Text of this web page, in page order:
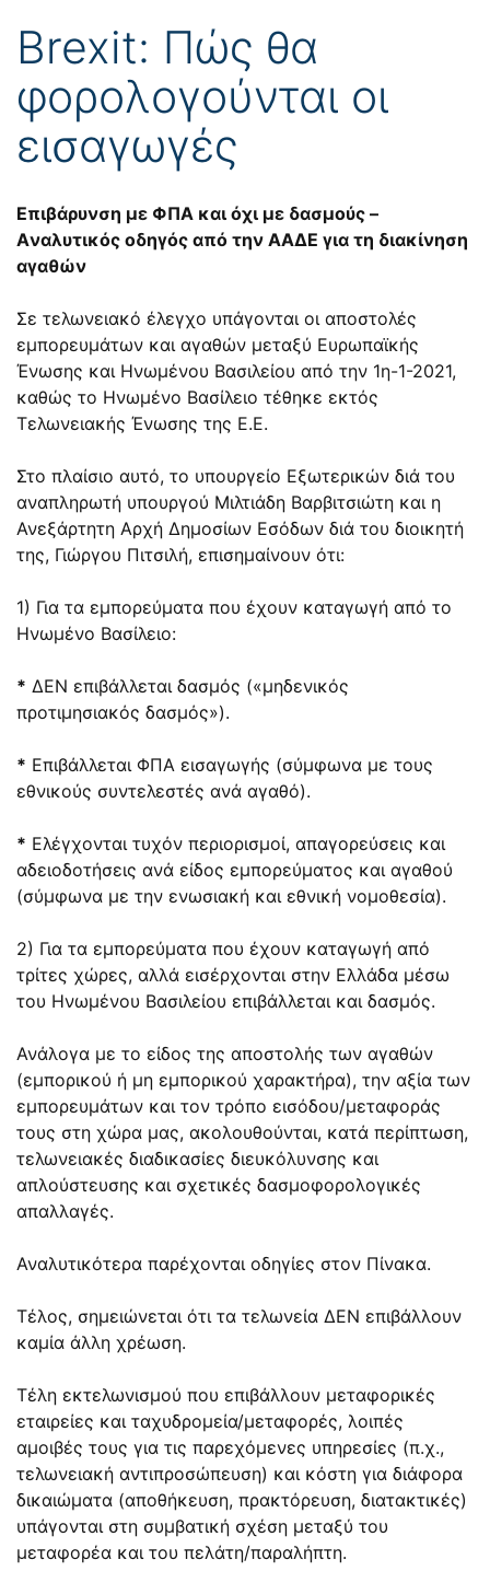
Brexit: Πώς θα
φορολογούνται οι
εισαγωγές
Επιβάρυνση με ΦΠΑ και όχι με δασμούς –
Aναλυτικός οδηγός από την ΑΑΔΕ για τη διακίνηση
αγαθών
Σε τελωνειακό έλεγχο υπάγονται οι αποστολές
εμπορευμάτων και αγαθών μεταξύ Ευρωπαϊκής
Ένωσης και Ηνωμένου Βασιλείου από την 1η-1-2021,
καθώς το Ηνωμένο Βασίλειο τέθηκε εκτός
Τελωνειακής Ένωσης της Ε.Ε.
Στο πλαίσιο αυτό, το υπουργείο Εξωτερικών διά του
αναπληρωτή υπουργού Μιλτιάδη Βαρβιτσιώτη και η
Ανεξάρτητη Αρχή Δημοσίων Εσόδων διά του διοικητή
της, Γιώργου Πιτσιλή, επισημαίνουν ότι:
1) Για τα εμπορεύματα που έχουν καταγωγή από το
Ηνωμένο Βασίλειο:
* ΔΕΝ επιβάλλεται δασμός («μηδενικός
προτιμησιακός δασμός»).
* Επιβάλλεται ΦΠΑ εισαγωγής (σύμφωνα με τους
εθνικούς συντελεστές ανά αγαθό).
* Ελέγχονται τυχόν περιορισμοί, απαγορεύσεις και
αδειοδοτήσεις ανά είδος εμπορεύματος και αγαθού
(σύμφωνα με την ενωσιακή και εθνική νομοθεσία).
2) Για τα εμπορεύματα που έχουν καταγωγή από
τρίτες χώρες, αλλά εισέρχονται στην Ελλάδα μέσω
του Ηνωμένου Βασιλείου επιβάλλεται και δασμός.
Ανάλογα με το είδος της αποστολής των αγαθών
(εμπορικού ή μη εμπορικού χαρακτήρα), την αξία των
εμπορευμάτων και τον τρόπο εισόδου/μεταφοράς
τους στη χώρα μας, ακολουθούνται, κατά περίπτωση,
τελωνειακές διαδικασίες διευκόλυνσης και
απλούστευσης και σχετικές δασμοφορολογικές
απαλλαγές.
Αναλυτικότερα παρέχονται οδηγίες στον Πίνακα.
Τέλος, σημειώνεται ότι τα τελωνεία ΔΕΝ επιβάλλουν
καμία άλλη χρέωση.
Τέλη εκτελωνισμού που επιβάλλουν μεταφορικές
εταιρείες και ταχυδρομεία/μεταφορές, λοιπές
αμοιβές τους για τις παρεχόμενες υπηρεσίες (π.χ.,
τελωνειακή αντιπροσώπευση) και κόστη για διάφορα
δικαιώματα (αποθήκευση, πρακτόρευση, διατακτικές)
υπάγονται στη συμβατική σχέση μεταξύ του
μεταφορέα και του πελάτη/παραλήπτη.